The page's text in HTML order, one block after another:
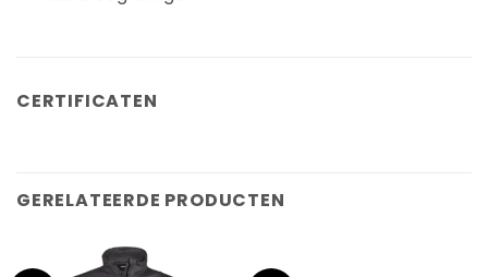
CERTIFICATEN
GERELATEERDE PRODUCTEN